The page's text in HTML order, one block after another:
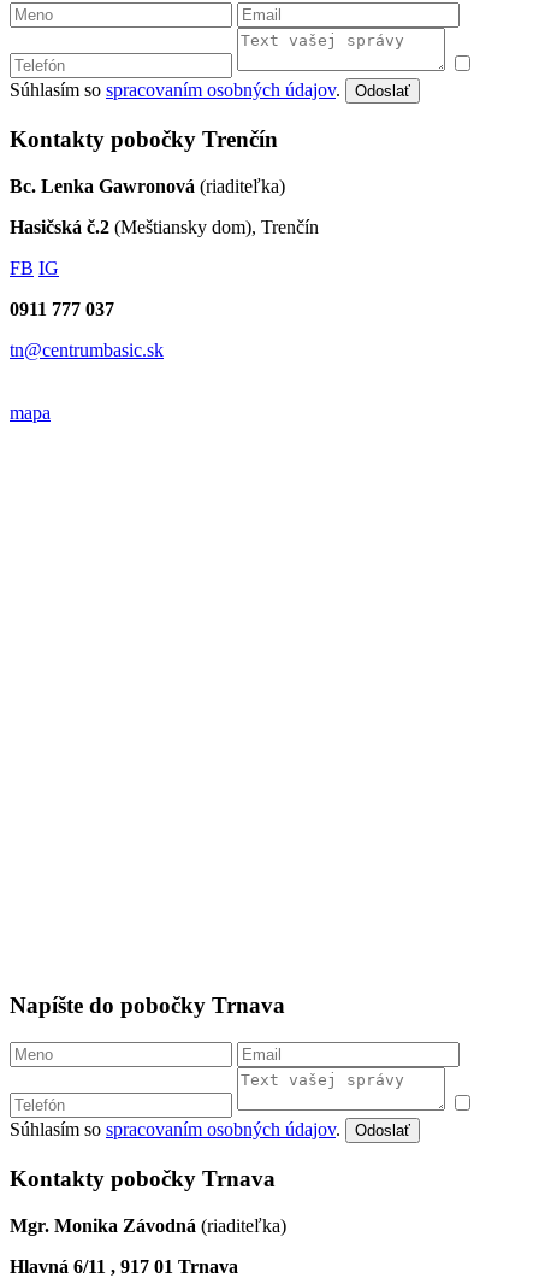
Súhlasím so spracovaním osobných údajov. Odoslať
Kontakty pobočky Trenčín
Bc. Lenka Gawronová (riaditeľka)
Hasičská č.2 (Meštiansky dom), Trenčín
FB IG
0911 777 037
tn@centrumbasic.sk
mapa
Napíšte do pobočky Trnava
Súhlasím so spracovaním osobných údajov. Odoslať
Kontakty pobočky Trnava
Mgr. Monika Závodná (riaditeľka)
Hlavná 6/11 , 917 01 Trnava